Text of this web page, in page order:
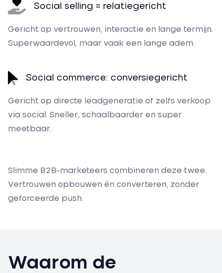
Social selling = relatiegericht
Gericht op vertrouwen, interactie en lange termijn.
Superwaardevol, maar vaak een lange adem.
Social commerce: conversiegericht
Gericht op directe leadgeneratie of zelfs verkoop
via social. Sneller, schaalbaarder en super
meetbaar.
Slimme B2B-marketeers combineren deze twee.
Vertrouwen opbouwen én converteren, zonder
geforceerde push.
Waarom de